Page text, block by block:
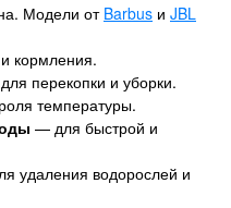
Модели от Barbus и JBL
кормления.
перекопки и уборки.
температуры.
— для быстрой и
удаления водорослей и